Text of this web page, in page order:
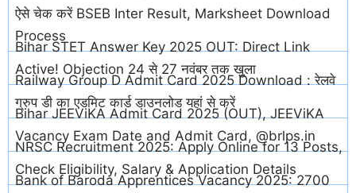
ऐसे चेक करें BSEB Inter Result, Marksheet Download
Process
Bihar STET Answer Key 2025 OUT: Direct Link
Active! Objection 24 से 27 नवंबर तक खुला
Railway Group D Admit Card 2025 Download : रेलवे
ग्रुप डी का एडमिट कार्ड डाउनलोड यहां से करें
Bihar JEEViKA Admit Card 2025 (OUT), JEEViKA
Vacancy Exam Date and Admit Card, @brlps.in
NRSC Recruitment 2025: Apply Online for 13 Posts,
Check Eligibility, Salary & Application Details
Bank of Baroda Apprentices Vacancy 2025: 2700